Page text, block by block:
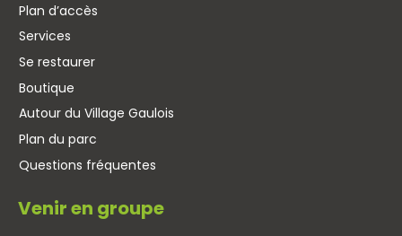
Plan d’accès
Services
Se restaurer
Boutique
Autour du Village Gaulois
Plan du parc
Questions fréquentes
Venir en groupe